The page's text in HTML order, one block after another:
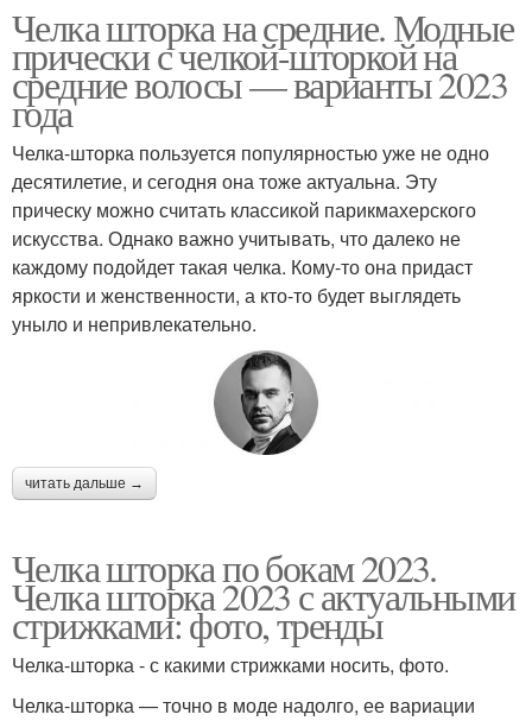
Челка шторка на средние. Модные
прически с челкой-шторкой на
средние волосы — варианты 2023
года
Челка-шторка пользуется популярностью уже не одно
десятилетие, и сегодня она тоже актуальна. Эту
прическу можно считать классикой парикмахерского
искусства. Однако важно учитывать, что далеко не
каждому подойдет такая челка. Кому-то она придаст
яркости и женственности, а кто-то будет выглядеть
уныло и непривлекательно.
читать дальше →
Челка шторка по бокам 2023.
Челка шторка 2023 с актуальными
стрижками: фото, тренды
Челка-шторка - с какими стрижками носить, фото.
Челка-шторка — точно в моде надолго, ее вариации